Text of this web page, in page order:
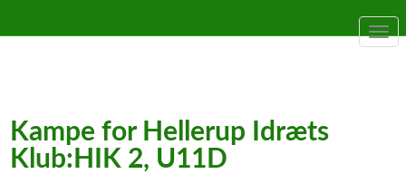
Kampe for Hellerup Idræts
Klub:HIK 2, U11D